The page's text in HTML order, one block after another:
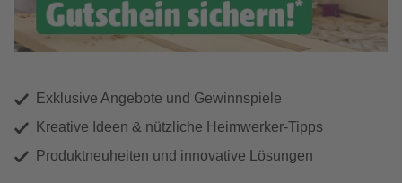
Exklusive Angebote und Gewinnspiele
Kreative Ideen & nützliche Heimwerker-Tipps
Produktneuheiten und innovative Lösungen